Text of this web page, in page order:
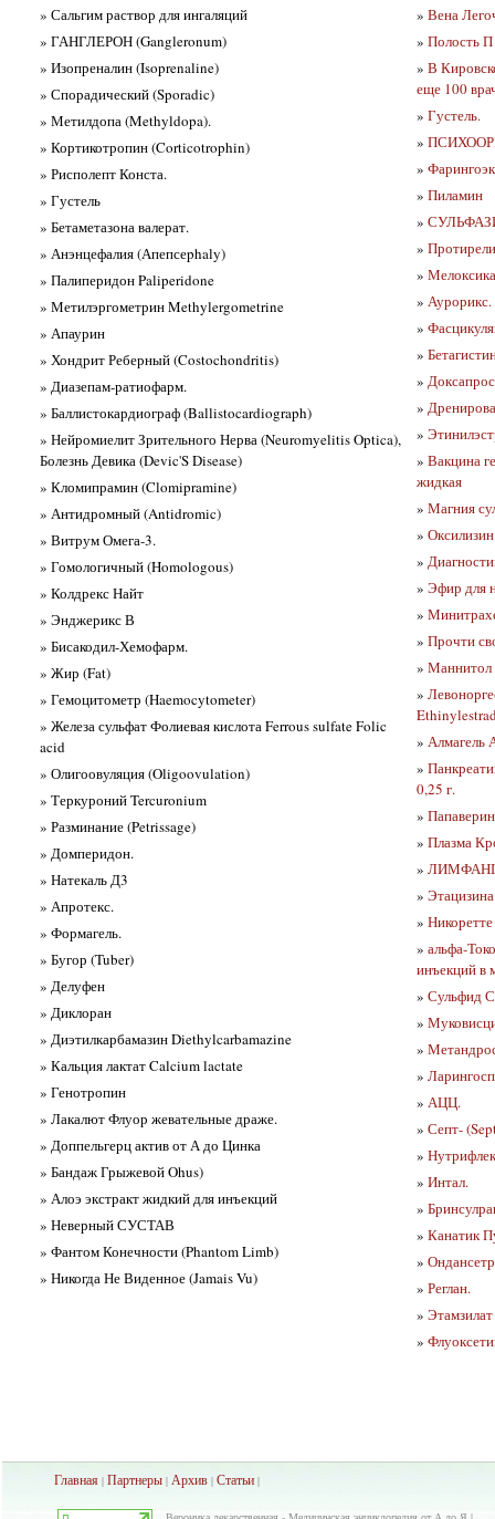
» Сальгим раствор для ингаляций
» ГАНГЛЕРОН (Gangleronum)
» Изопреналин (Isoprenaline)
» Спорадический (Sporadic)
» Метилдопа (Methyldopa).
» Кортикотропин (Corticotrophin)
» Рисполепт Конста.
» Густель
» Бетаметазона валерат.
» Анэнцефалия (Апепсеphaly)
» Палиперидон Paliperidone
» Метилэргометрин Methylergometrine
» Апаурин
» Хондрит Реберный (Costochondritis)
» Диазепам-ратиофарм.
» Баллистокардиограф (Ballistocardiograph)
» Нейромиелит Зрительного Нерва (Neuromyelitis Optica),
Болезнь Девика (Devic'S Disease)
» Кломипрамин (Clomipramine)
» Антидромный (Antidromic)
» Витрум Омега-3.
» Гомологичный (Homologous)
» Колдрекс Найт
» Энджерикс В
» Бисакодил-Хемофарм.
» Жир (Fat)
» Гемоцитометр (Haemocytometer)
» Железа сульфат Фолиевая кислота Ferrous sulfate Folic
acid
» Олигоовуляция (Oligoovulation)
» Теркуроний Tercuronium
» Разминание (Petrissage)
» Домперидон.
» Натекаль Д3
» Апротекс.
» Формагель.
» Бугор (Tuber)
» Делуфен
» Диклоран
» Диэтилкарбамазин Diethylcarbamazine
» Кальция лактат Calcium lactate
» Генотропин
» Лакалют Флуор жевательные драже.
» Доппельгерц актив от А до Цинка
» Бандаж Грыжевой Ohus)
» Алоэ экстракт жидкий для инъекций
» Неверный СУСТАВ
» Фантом Конечности (Phantom Limb)
» Никогда Не Виденное (Jamais Vu)
» Вена
» Полость
» В
еще 100
» Густель.
»
»
» Пиламин
»
»
»
» Аурорикс.
»
»
»
»
»
» Вакцина
жидкая
» Магния
»
»
» Эфир для
»
» Прочти
»
»
» Алмагель
»
0,25 г.
»
» Плазма
»
»
» Никоретте
» альфа-
инъекций в
» Сульфид
»
»
»
» АЦЦ.
» Септ-
»
» Интал.
»
» Канатик
»
» Реглан.
»
»
Главная | Партнеры | Архив | Статьи |